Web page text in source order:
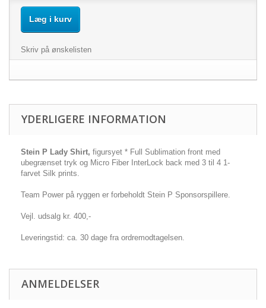
Læg i kurv
Skriv på ønskelisten
YDERLIGERE INFORMATION
Stein P Lady Shirt, figursyet * Full Sublimation front med
ubegrænset tryk og Micro Fiber InterLock back med 3 til 4 1-
farvet Silk prints.
Team Power på ryggen er forbeholdt Stein P Sponsorspillere.
Vejl. udsalg kr. 400,-
Leveringstid: ca. 30 dage fra ordremodtagelsen.
ANMELDELSER